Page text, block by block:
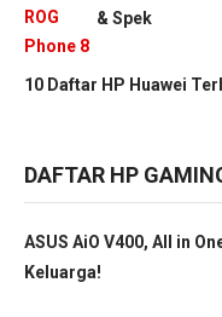
& Spek
10 Daftar HP Huawei
DAFTAR HP
ASUS AiO V400, All in
Keluarga!